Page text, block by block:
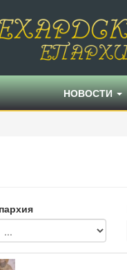
НОВОСТИ